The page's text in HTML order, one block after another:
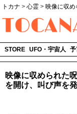
トカナ > 心霊 > 映像に収
STORE UFO・宇宙人
映像に収められた
を開け、叫び声を